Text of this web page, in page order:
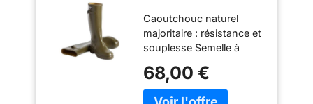
Caoutchouc naturel
majoritaire : résistance et
souplesse Semelle à
accroche et adhérence
Doublure Softex : lavable
68,00 €